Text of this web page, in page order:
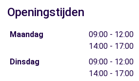
Openingstijden
Maandag
09:00 - 12:00
14:00 - 17:00
Dinsdag
09:00 - 12:00
14:00 - 17:00